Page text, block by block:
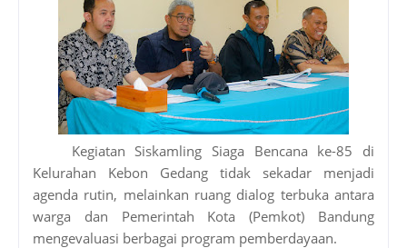
Kegiatan Siskamling Siaga Bencana ke-85 di
Kelurahan Kebon Gedang tidak sekadar menjadi
agenda rutin, melainkan ruang dialog terbuka antara
warga dan Pemerintah Kota (Pemkot) Bandung
mengevaluasi berbagai program pemberdayaan.